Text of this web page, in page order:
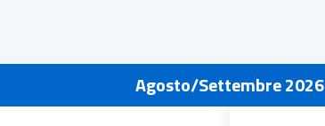
Agosto/Settembre 2026